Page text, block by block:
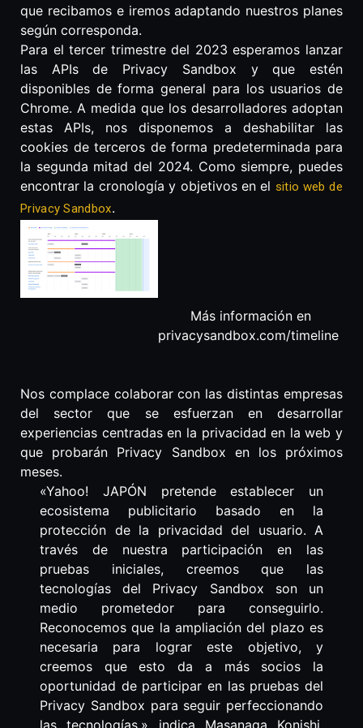
que recibamos e iremos adaptando nuestros planes
según corresponda.
Para el tercer trimestre del 2023 esperamos lanzar
las APIs de Privacy Sandbox y que estén
disponibles de forma general para los usuarios de
Chrome. A medida que los desarrolladores adoptan
estas APIs, nos disponemos a deshabilitar las
cookies de terceros de forma predeterminada para
la segunda mitad del 2024. Como siempre, puedes
encontrar la cronología y objetivos en el sitio web de
Privacy Sandbox.
Más información en
privacysandbox.com/timeline
Nos complace colaborar con las distintas empresas
del sector que se esfuerzan en desarrollar
experiencias centradas en la privacidad en la web y
que probarán Privacy Sandbox en los próximos
meses.
«Yahoo! JAPÓN pretende establecer un
ecosistema publicitario basado en la
protección de la privacidad del usuario. A
través de nuestra participación en las
pruebas iniciales, creemos que las
tecnologías del Privacy Sandbox son un
medio prometedor para conseguirlo.
Reconocemos que la ampliación del plazo es
necesaria para lograr este objetivo, y
creemos que esto da a más socios la
oportunidad de participar en las pruebas del
Privacy Sandbox para seguir perfeccionando
las tecnologías.» indica Masanaga Konishi,